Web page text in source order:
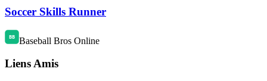
Soccer Skills Runner
Baseball Bros Online
Liens Amis